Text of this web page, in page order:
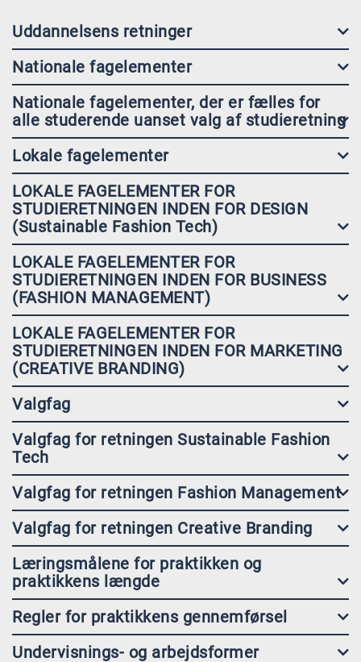
Uddannelsens retninger
Nationale fagelementer
Nationale fagelementer, der er fælles for
alle studerende uanset valg af studieretning
Lokale fagelementer
LOKALE FAGELEMENTER FOR
STUDIERETNINGEN INDEN FOR DESIGN
(Sustainable Fashion Tech)
LOKALE FAGELEMENTER FOR
STUDIERETNINGEN INDEN FOR BUSINESS
(FASHION MANAGEMENT)
LOKALE FAGELEMENTER FOR
STUDIERETNINGEN INDEN FOR MARKETING
(CREATIVE BRANDING)
Valgfag
Valgfag for retningen Sustainable Fashion
Tech
Valgfag for retningen Fashion Management
Valgfag for retningen Creative Branding
Læringsmålene for praktikken og
praktikkens længde
Regler for praktikkens gennemførsel
Undervisnings- og arbejdsformer